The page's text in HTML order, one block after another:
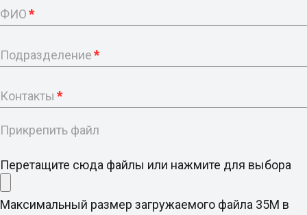
ФИО*
Подразделение*
Контакты *
Прикрепить файл
Перетащите сюда файлы или нажмите для выбора
Максимальный размер загружаемого файла 35M в